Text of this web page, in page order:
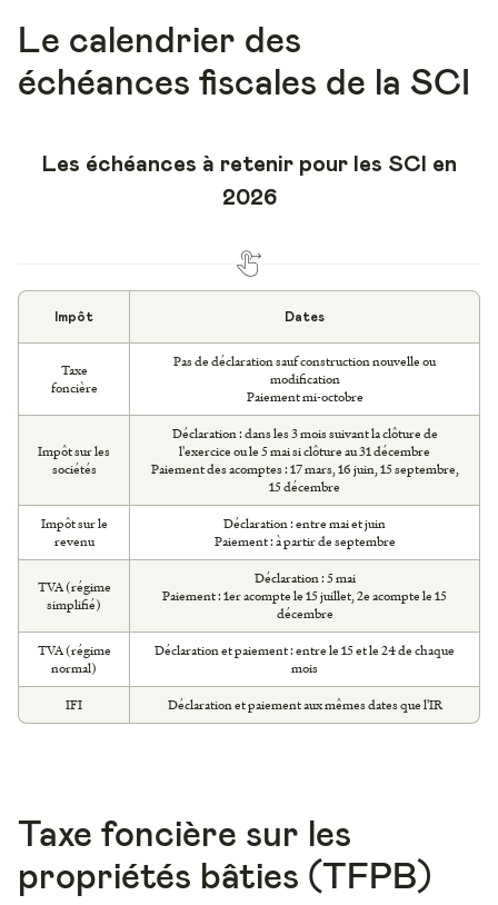
Le calendrier des
échéances fiscales de la SCI
Les échéances à retenir pour les SCI en
2026
Impôt Dates
Taxe
foncière
Pas de déclaration sauf construction nouvelle ou
modification
Paiement mi-octobre
Impôt sur les
sociétés
Déclaration : dans les 3 mois suivant la clôture de
l'exercice ou le 5 mai si clôture au 31 décembre
Paiement des acomptes : 17 mars, 16 juin, 15 septembre,
15 décembre
Impôt sur le
revenu
Déclaration : entre mai et juin
Paiement : à partir de septembre
TVA (régime
simplifié)
Déclaration : 5 mai
Paiement : 1er acompte le 15 juillet, 2e acompte le 15
décembre
TVA (régime
normal)
Déclaration et paiement : entre le 15 et le 24 de chaque
mois
IFI
Déclaration et paiement aux mêmes dates que l'IR
Taxe foncière sur les
propriétés bâties (TFPB)